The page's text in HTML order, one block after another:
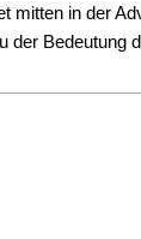
mitten in der
der Bedeutung